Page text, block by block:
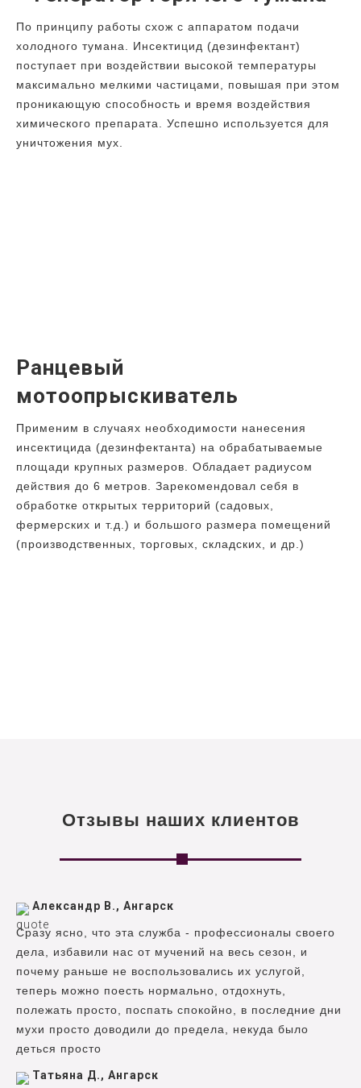
По принципу работы схож с аппаратом подачи
холодного тумана. Инсектицид (дезинфектант)
поступает при воздействии высокой температуры
максимально мелкими частицами, повышая при этом
проникающую способность и время воздействия
химического препарата. Успешно используется для
уничтожения мух.
Ранцевый
мотоопрыскиватель
Применим в случаях необходимости нанесения
инсектицида (дезинфектанта) на обрабатываемые
площади крупных размеров. Обладает радиусом
действия до 6 метров. Зарекомендовал себя в
обработке открытых территорий (садовых,
фермерских и т.д.) и большого размера помещений
(производственных, торговых, складских, и др.)
Отзывы наших клиентов
Александр В., Ангарск
Сразу ясно, что эта служба - профессионалы своего
дела, избавили нас от мучений на весь сезон, и
почему раньше не воспользовались их услугой,
теперь можно поесть нормально, отдохнуть,
полежать просто, поспать спокойно, в последние дни
мухи просто доводили до предела, некуда было
деться просто
Татьяна Д., Ангарск